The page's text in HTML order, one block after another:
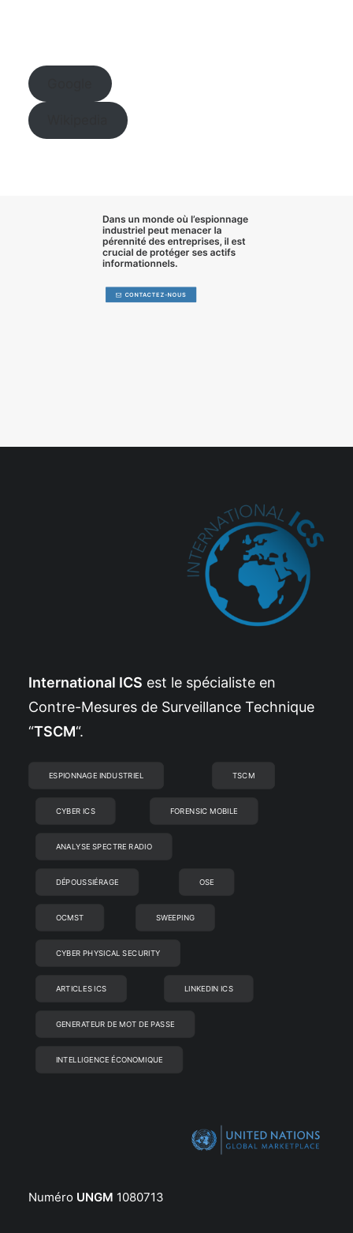
Dans un monde où l’espionnage
industriel peut menacer la
pérennité des entreprises, il est
crucial de protéger ses actifs
informationnels.
CONTACTEZ-NOUS
International ICS est le spécialiste en
Contre-Mesures de Surveillance Technique
“TSCM“.
ESPIONNAGE INDUSTRIEL TSCM
CYBER ICS FORENSIC MOBILE
ANALYSE SPECTRE RADIO
DÉPOUSSIÉRAGE OSE
OCMST SWEEPING
CYBER PHYSICAL SECURITY
ARTICLES ICS LINKEDIN ICS
GENERATEUR DE MOT DE PASSE
INTELLIGENCE ÉCONOMIQUE
Numéro UNGM 1080713